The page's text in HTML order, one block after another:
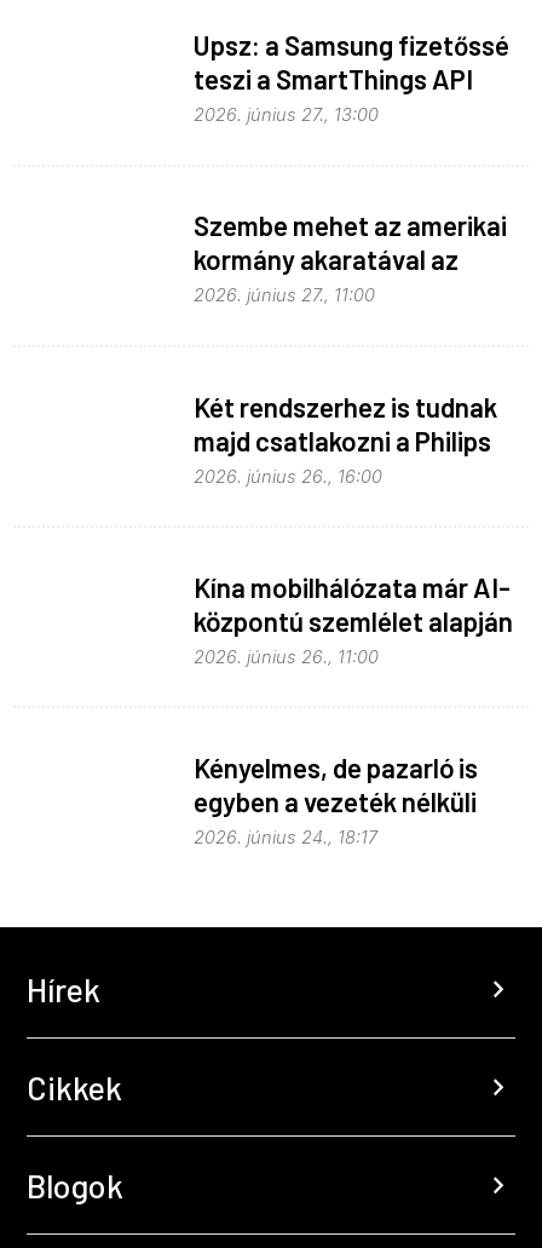
Upsz: a Samsung fizetőssé
teszi a SmartThings API
hozzáférést
2026. június 27., 13:00
Szembe mehet az amerikai
kormány akaratával az
Apple
2026. június 27., 11:00
Két rendszerhez is tudnak
majd csatlakozni a Philips
Hue égők
2026. június 26., 16:00
Kína mobilhálózata már AI-
központú szemlélet alapján
fejlődik
2026. június 26., 11:00
Kényelmes, de pazarló is
egyben a vezeték nélküli
töltés
2026. június 24., 18:17
Hírek chevron_right
Cikkek chevron_right
Blogok chevron_right